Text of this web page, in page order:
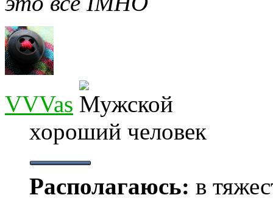
VVVas
хороший человек
Располагаюсь: в